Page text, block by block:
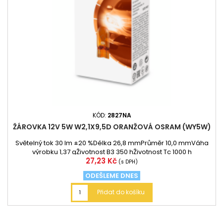
KÓD: 2827NA
ŽÁROVKA 12V 5W W2,1X9,5D ORANŽOVÁ OSRAM (WY5W)
Světelný tok 30 lm ±20 %Délka 26,8 mmPrůměr 10,0 mmVáha
výrobku 1,37 gŽivotnost B3 350 hŽivotnost Tc 1000 h
Cena
27,23 Kč (s DPH)
ODEŠLEME DNES
Přidat do košíku